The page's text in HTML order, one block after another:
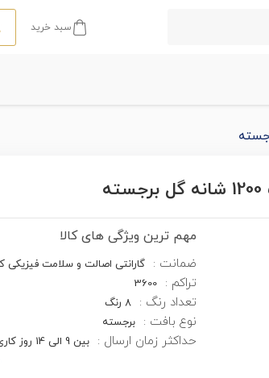
سبد خرید
مهم ترین ویژگی های کالا
ضمانت : گارانتی اصالت و سلامت فیزیکی
تراکم : 3600
تعداد رنگ : 8 رنگ
نوع بافت : برجسته
حداکثر زمان ارسال : بین 9 الی 14 روز کاری